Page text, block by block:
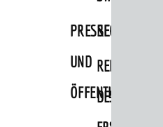
PRESSE-
UND REFERAT
DES
deine Stadt